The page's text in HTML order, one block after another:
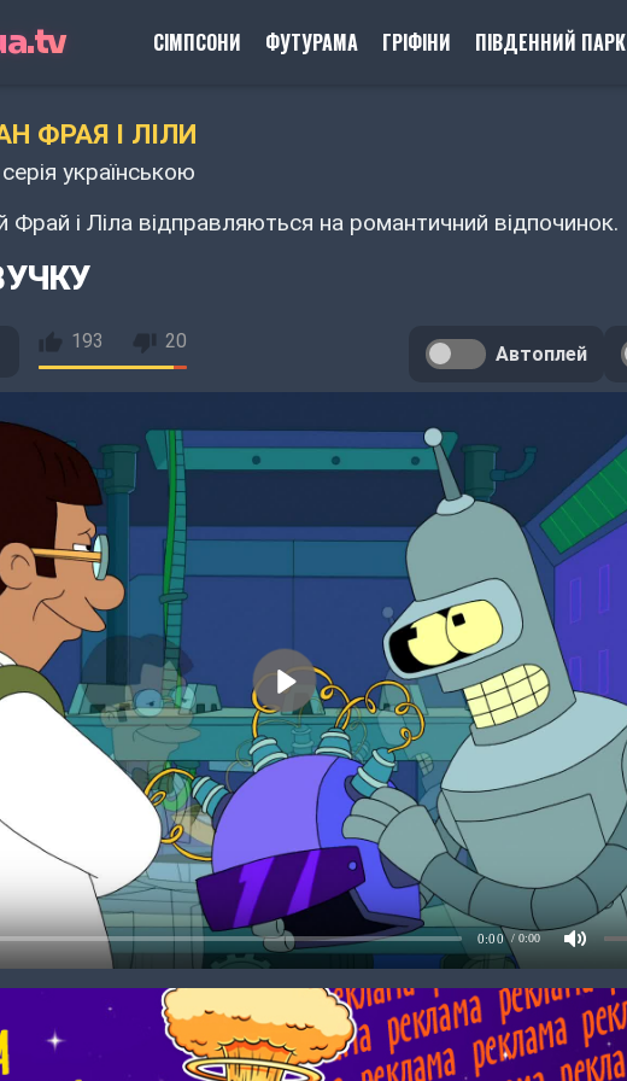
СІМПСОНИ ФУТУРАМА ГРІФІНИ ПІВДЕННИЙ ПАРК
ФРАЯ І ЛІЛИ
українською
Фрай і Ліла відправляються на романтичний відпочинок.
193 20
Автоплей